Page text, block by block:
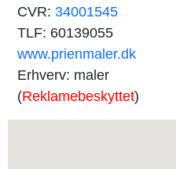
CVR: 34001545
TLF: 60139055
www.prienmaler.dk
Erhverv: maler
(Reklamebeskyttet)